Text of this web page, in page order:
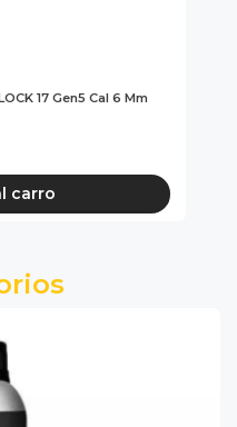
17 Gen5 Cal 6 Mm
carro